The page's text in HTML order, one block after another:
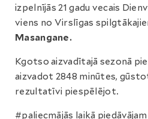
izpelnījās 21 gadu vecais
viens no Virslīgas
Masangane.
Kgotso aizvadītajā sezonā
aizvadot 2848 minūtes,
rezultatīvi piespēlējot.
#paliecmājās laikā